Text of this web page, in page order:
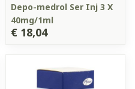
Depo-medrol Ser Inj 3 X
40mg/1ml
€ 18,04